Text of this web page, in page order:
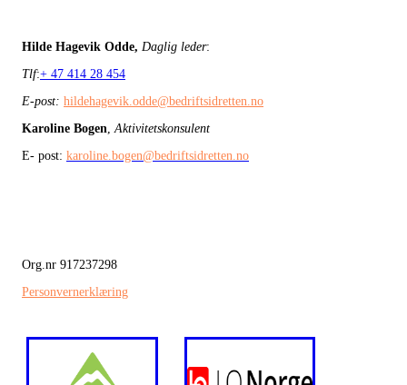
Hilde Hagevik Odde, Daglig leder:
Tlf:+ 47 414 28 454
E-post: hildehagevik.odde@bedriftsidretten.no
Karoline Bogen Aktivitetskonsulent
E- post: karoline.bogen@bedriftsidretten.no
Org.nr 917237298
Personvernerklæring